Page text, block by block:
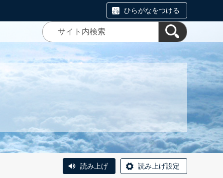
ひらがなをつける
読み上げ 読み上げ設定